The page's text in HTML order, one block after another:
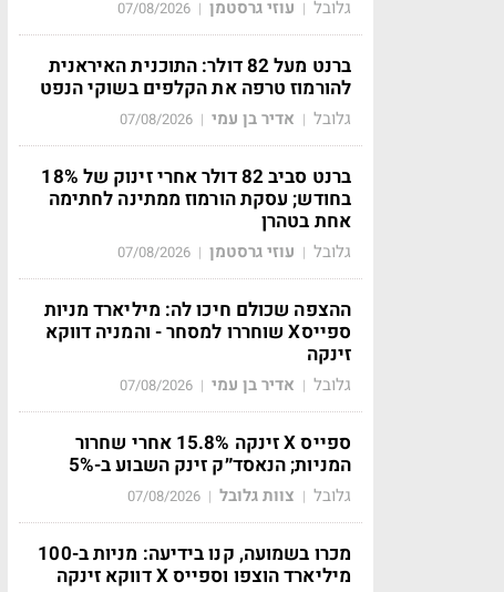
גלובל | עוזי גרסטמן |
07/08/2026
ברנט מעל 82 דולר: התוכנית האיראנית
להורמוז טרפה את הקלפים בשוקי הנפט
גלובל | אדיר בן עמי |
07/08/2026
ברנט סביב 82 דולר אחרי זינוק של 18%
בחודש; עסקת הורמוז ממתינה לחתימה
אחת בטהרן
גלובל | עוזי גרסטמן |
07/08/2026
ההצפה שכולם חיכו לה: מיליארד מניות
ספייסX שוחררו למסחר - והמניה דווקא
זינקה
גלובל | אדיר בן עמי |
07/08/2026
ספייס X זינקה 15.8% אחרי שחרור
המניות; הנאסד״ק זינק השבוע ב-5%
גלובל | צוות גלובל |
07/08/2026
מכרו בשמועה, קנו בידיעה: מניות ב-100
מיליארד הוצפו וספייס X דווקא זינקה